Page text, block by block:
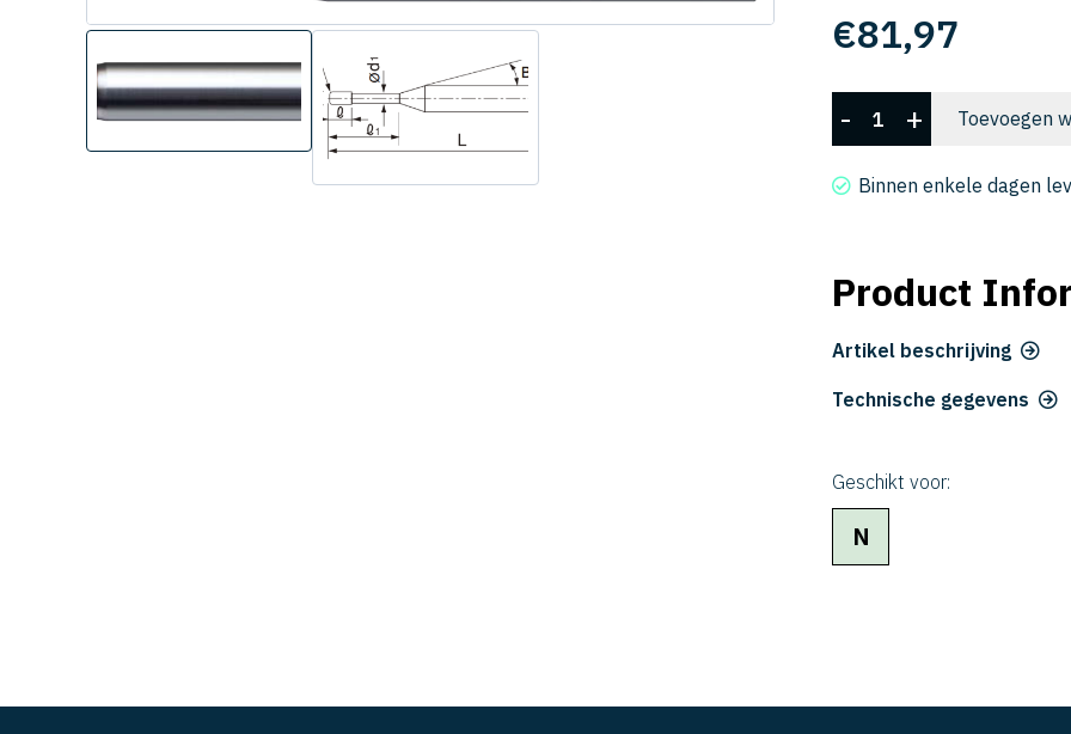
€81,97
DLCLRS
2030-
03-
- + Toevoegen
Binnen enkele dagen
Product
Artikel beschrijving
Technische gegevens
Geschikt voor:
N